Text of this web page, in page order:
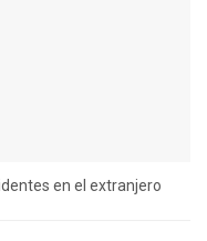
en el extranjero